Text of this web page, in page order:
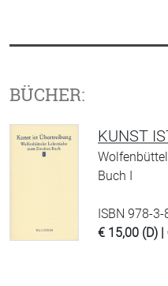
BÜCHER:
KUNST
Buch I
ISBN 978-
€ 15,00 (D)